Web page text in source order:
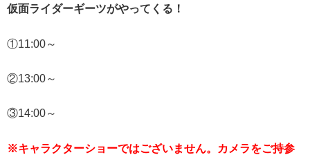
仮面ライダーギーツがやってくる！
①11:00～
②13:00～
③14:00～
※キャラクターショーではございません。カメラをご持参